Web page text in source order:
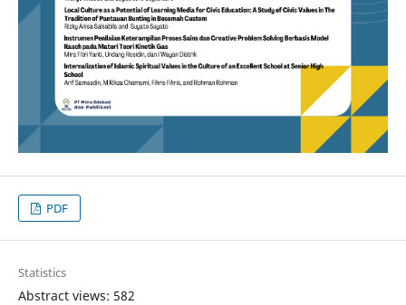
PDF
Statistics
Abstract views: 582